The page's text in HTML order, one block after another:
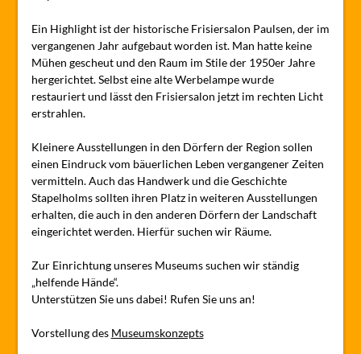
Ein Highlight ist der historische Frisiersalon Paulsen, der im
vergangenen Jahr aufgebaut worden ist. Man hatte keine
Mühen gescheut und den Raum im Stile der 1950er Jahre
hergerichtet. Selbst eine alte Werbelampe wurde
restauriert und lässt den Frisiersalon jetzt im rechten Licht
erstrahlen.
Kleinere Ausstellungen in den Dörfern der Region sollen
einen Eindruck vom bäuerlichen Leben vergangener Zeiten
vermitteln. Auch das Handwerk und die Geschichte
Stapelholms sollten ihren Platz in weiteren Ausstellungen
erhalten, die auch in den anderen Dörfern der Landschaft
eingerichtet werden. Hierfür suchen wir Räume.
Zur Einrichtung unseres Museums suchen wir ständig
„helfende Hände“.
Unterstützen Sie uns dabei! Rufen Sie uns an!
Vorstellung des Museumskonzepts